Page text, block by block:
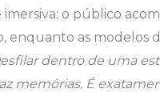
o público
enquanto as modelos
dentro de uma
memórias. É